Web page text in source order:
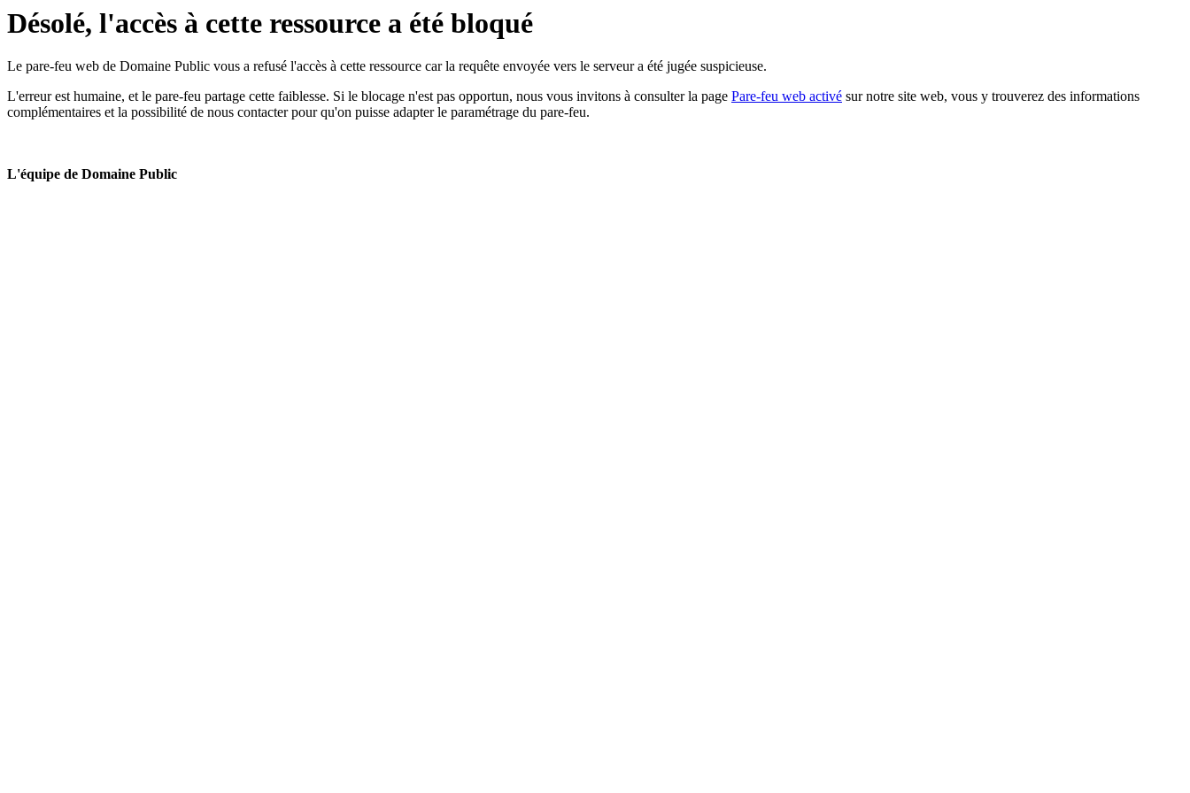
Désolé, l'accès à cette ressource a été bloqué
Le pare-feu web de Domaine Public vous a refusé l'accès à cette ressource car la requête envoyée vers le serveur a été jugée suspicieuse.
L'erreur est humaine, et le pare-feu partage cette faiblesse. Si le blocage n'est pas opportun, nous vous invitons à consulter la page Pare-feu web activé sur notre site web, vous y trouverez des informations
complémentaires et la possibilité de nous contacter pour qu'on puisse adapter le paramétrage du pare-feu.
L'équipe de Domaine Public